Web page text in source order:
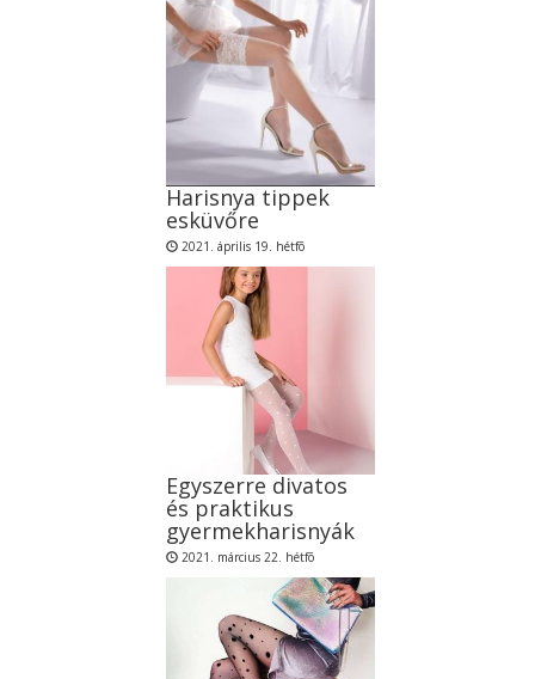
Harisnya tippek
esküvőre
2021. április 19. hétfõ
Egyszerre divatos
és praktikus
gyermekharisnyák
2021. március 22. hétfõ